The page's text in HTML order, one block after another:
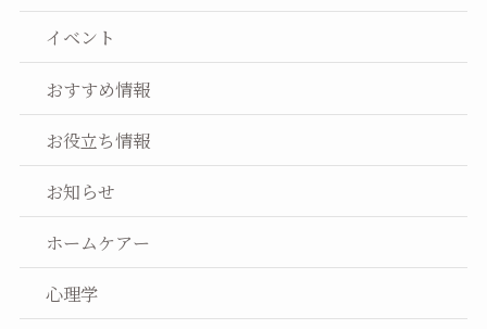
イベント
おすすめ情報
お役立ち情報
お知らせ
ホームケアー
心理学